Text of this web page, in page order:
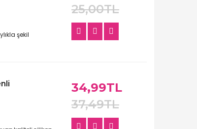
şekil
25,00TL
34,99TL
37,49TL